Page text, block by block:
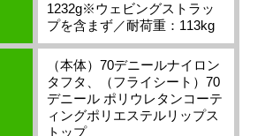
1232g※ウェビングストラッ
プを含まず／耐荷重：113kg
（本体）70デニールナイロン
タフタ、（フライシート）70
デニール ポリウレタンコーテ
ィングポリエステルリップス
トップ